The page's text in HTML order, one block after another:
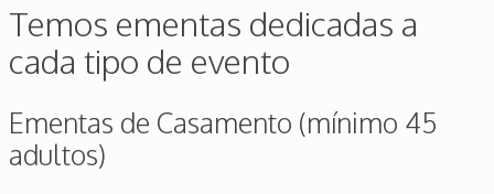
Temos ementas dedicadas a
cada tipo de evento
Ementas de Casamento (mínimo 45
adultos)